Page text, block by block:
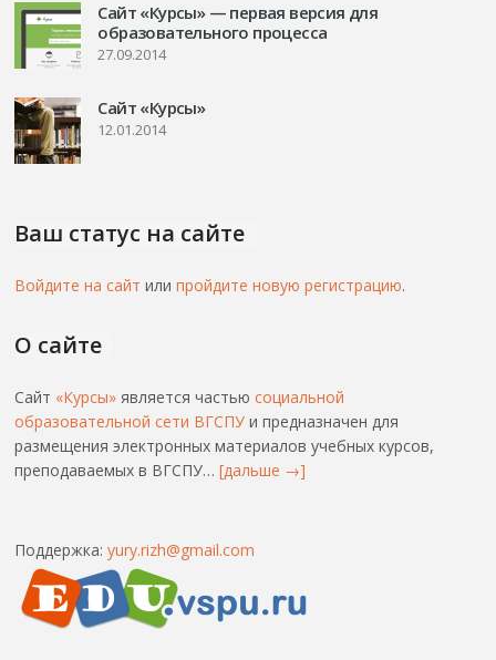
Сайт «Курсы» — первая версия для
образовательного процесса
27.09.2014
Сайт «Курсы»
12.01.2014
Ваш статус на сайте
Войдите на сайт илипройдите новую регистрацию.
О сайте
Сайт «Курсы» является частьюсоциальной
образовательной сети ВГСПУ и предназначен для
размещения электронных материалов учебных курсов,
преподаваемых в ВГСПУ…[дальше →]
Поддержка:yury.rizh@gmail.com